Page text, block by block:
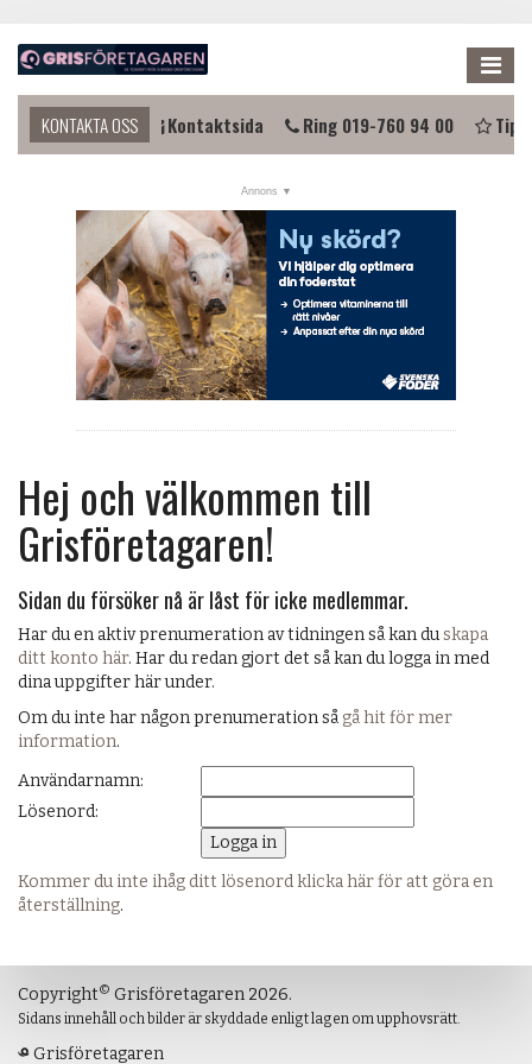
NYHETER
KALENDER
LÄNKAR
ANNONSERA
PRENUMERERA
OM OSS
KONTAKTA OSS
i kontakt? Kontaktsida Ring 019-760 94 00
Hej och välkommen till
Grisföretagaren!
Sidan du försöker nå är låst för icke medlemmar.
Har du en aktiv prenumeration av tidningen så kan duskapa
ditt konto här. Har du redan gjort det så kan du logga in med
dina uppgifter här under.
Om du inte har någon prenumeration så gå hit för mer
information.
Användarnamn:
Lösenord:
Kommer du inte ihåg ditt lösenord klicka här för att göra en
återställning.
Copyright© Grisföretagaren 2026.
Sidans innehåll och bilder är skyddade enligt lagen om upphovsrätt.
Grisföretagaren